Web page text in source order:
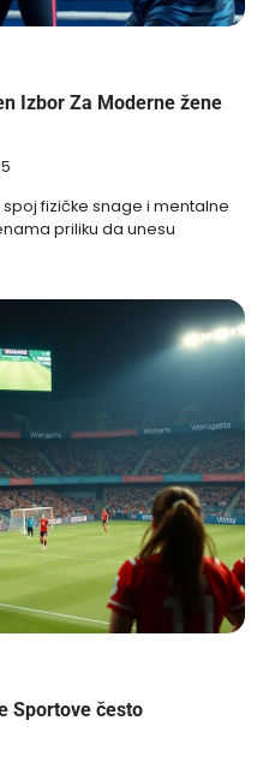
Izbor Za Moderne žene
fizičke snage i mentalne
priliku da unesu
Sportove često